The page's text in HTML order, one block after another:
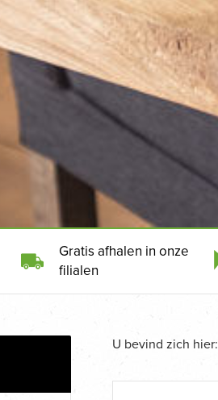
Gratis afhalen in onze
filialen
U bevind zich hier: